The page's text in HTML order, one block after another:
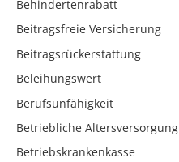
Behindertenrabatt
Beitragsfreie Versicherung
Beitragsrückerstattung
Beleihungswert
Berufsunfähigkeit
Betriebliche Altersversorgung
Betriebskrankenkasse